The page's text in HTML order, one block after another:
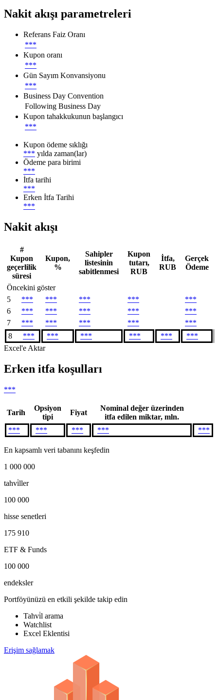
Nakit akışı parametreleri
Referans Faiz Oranı
***
Kupon oranı
***
Gün Sayım Konvansiyonu
***
Business Day Convention
Following Business Day
Kupon tahakkukunun başlangıcı
***
Kupon ödeme sıklığı
*** yılda zaman(lar)
Ödeme para birimi
***
İtfa tarihi
***
Erken İtfa Tarihi
***
Nakit akışı
#
Kupon
geçerlilik
süresi
Kupon,
%
Sahipler
listesinin
sabitlenmesi
Kupon
tutarı,
RUB
İtfa,
RUB
Gerçek
Ödeme
Öncekini göster
5
*** *** *** *** ***
6
*** *** *** *** ***
7
*** *** *** *** ***
8
*** *** *** *** ***
***
Excel'e Aktar
Erken itfa koşulları
***
Tarih
Opsiyon
tipi
Fiyat
Nominal değer üzerinden
itfa edilen miktar, mln.
***
*** *** *** ***
En kapsamlı veri tabanını keşfedin
1 000 000
tahvi̇ller
100 000
hisse senetleri
175 910
ETF & Funds
100 000
endeksler
Portföyünüzü en etkili şekilde takip edin
Tahvi̇l arama
Watchlist
Excel Eklentisi
Erişim sağlamak